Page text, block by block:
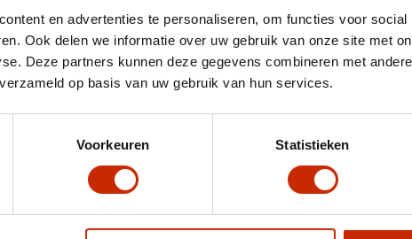
en advertenties te personaliseren, om functies voor
Ook delen we informatie over uw gebruik van onze site met
Deze partners kunnen deze gegevens combineren met
op basis van uw gebruik van hun services.
Voorkeuren Statistieken